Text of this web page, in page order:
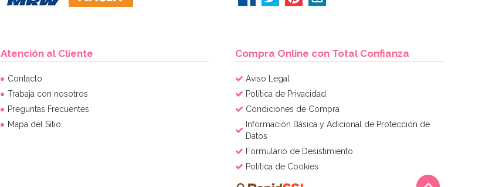
Atención al Cliente
Contacto
Trabaja con nosotros
Preguntas Frecuentes
Mapa del Sitio
Compra Online con Total Confianza
Aviso Legal
Política de Privacidad
Condiciones de Compra
Información Básica y Adicional de Protección de
Datos
Formulario de Desistimiento
Política de Cookies